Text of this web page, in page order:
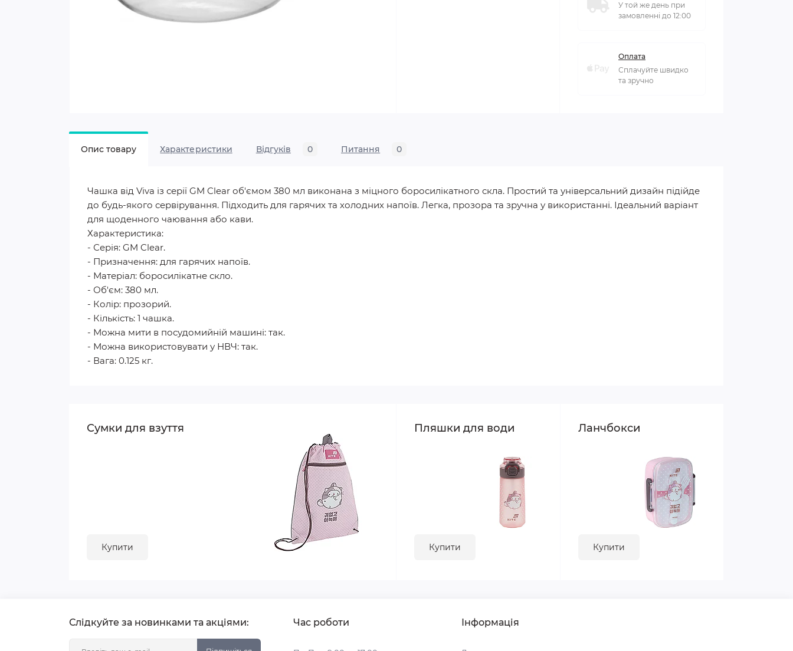
У той же день при
замовленні до 12:00
Оплата
Сплачуйте швидко
та зручно
Опис товару Характеристики Відгуків 0 Питання 0
Чашка від Viva із серії GM Clear об'ємом 380 мл виконана з міцного боросилікатного скла. Простий та універсальний дизайн підійде
до будь-якого сервірування. Підходить для гарячих та холодних напоїв. Легка, прозора та зручна у використанні. Ідеальний варіант
для щоденного чаювання або кави.
Характеристика:
- Серія: GM Clear.
- Призначення: для гарячих напоїв.
- Матеріал: боросилікатне скло.
- Об'єм: 380 мл.
- Колір: прозорий.
- Кількість: 1 чашка.
- Можна мити в посудомийній машині: так.
- Можна використовувати у НВЧ: так.
- Вага: 0.125 кг.
Сумки для взуття
Купити
Пляшки для води
Купити
Ланчбокси
Купити
Слідкуйте за новинками та акціями: Час роботи Інформація